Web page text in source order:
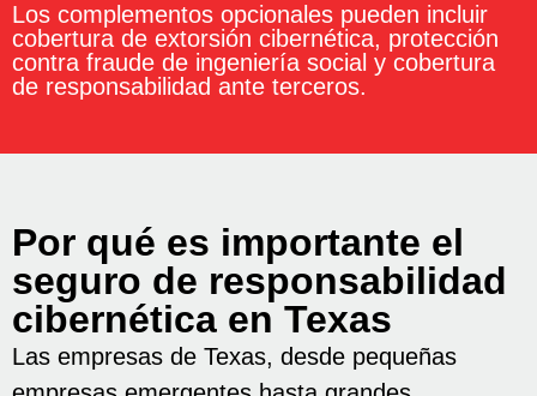
Los complementos opcionales pueden incluir
cobertura de extorsión cibernética, protección
contra fraude de ingeniería social y cobertura
de responsabilidad ante terceros.
Por qué es importante el
seguro de responsabilidad
cibernética en Texas
Las empresas de Texas, desde pequeñas